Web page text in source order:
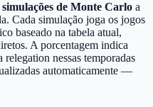
de Monte Carlo a
Cada simulação joga os jogos
baseado na tabela atual,
A porcentagem indica
nessas temporadas
automaticamente —